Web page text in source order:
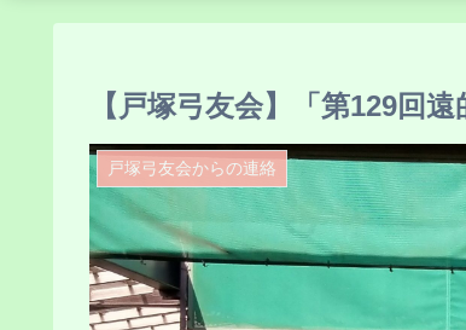
【戸塚弓友会】「第129回
戸塚弓友会からの連絡